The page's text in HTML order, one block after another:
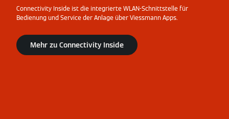
Connectivity Inside ist die integrierte WLAN-Schnittstelle für
Bedienung und Service der Anlage über Viessmann Apps.
Mehr zu Connectivity Inside